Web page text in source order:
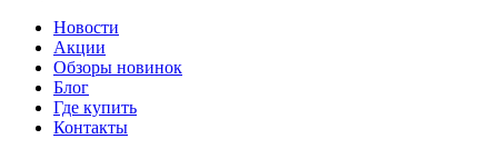
Новости
Акции
Обзоры новинок
Блог
Где купить
Контакты